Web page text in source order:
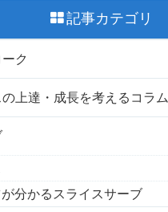
記事カテゴリ
ク
上達・成長を考えるコラム
が分かるスライスサーブ